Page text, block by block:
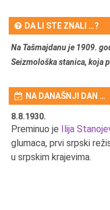
DA LI STE ZNALI …?
Na Tašmajdanu je 1909.
Seizmološka stanica, koja
NA DANAŠNJI DAN …
8.8.1930.
Preminuo je Ilija
glumaca, prvi srpski
u srpskim krajevima.